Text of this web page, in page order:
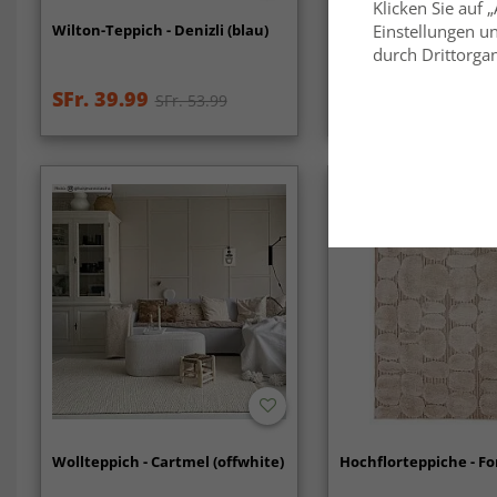
Wilton-Teppich - Denizli (blau)
SFr. 39.99 SFr. 53.99
Wollteppich - Otago
Wollteppich - Cartmel (offwhite) Hochflorteppiche -
Klicken Sie auf
Einstellungen
durch